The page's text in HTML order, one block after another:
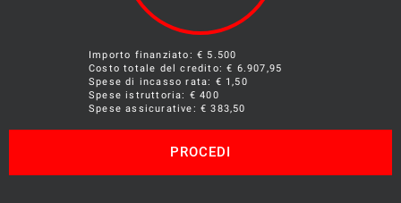
Importo finanziato: € 5.500
Costo totale del credito: € 6.907,95
Spese di incasso rata: € 1,50
Spese istruttoria: € 400
Spese assicurative: €383,50
PROCEDI